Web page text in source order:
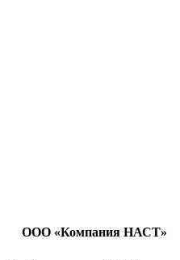
ООО «Компания НАСТ»